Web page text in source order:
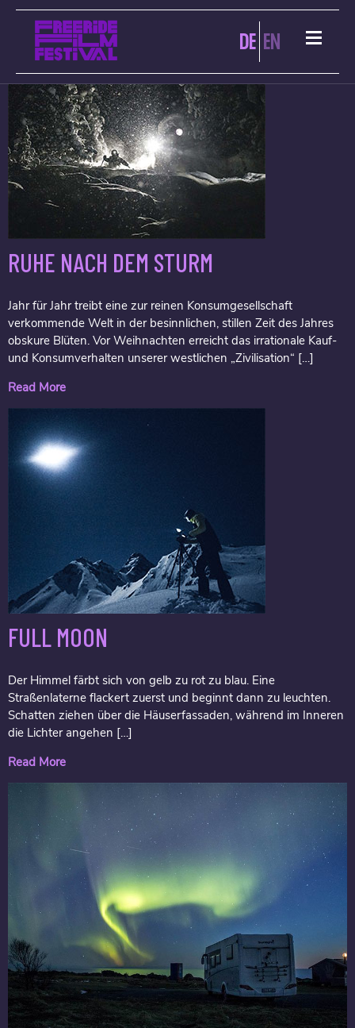
DE EN
ARCHIVES:
RUHE NACH DEM STURM
Jahr für Jahr treibt eine zur reinen Konsumgesellschaft
verkommende Welt in der besinnlichen, stillen Zeit des Jahres
obskure Blüten. Vor Weihnachten erreicht das irrationale Kauf-
und Konsumverhalten unserer westlichen „Zivilisation“ […]
Read More
FULL MOON
Der Himmel färbt sich von gelb zu rot zu blau. Eine
Straßenlaterne flackert zuerst und beginnt dann zu leuchten.
Schatten ziehen über die Häuserfassaden, während im Inneren
die Lichter angehen […]
Read More